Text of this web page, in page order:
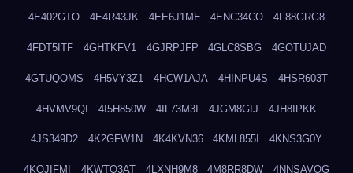
4E402GTO 4E4R43JK 4EE6J1ME 4ENC34CO 4F88GRG8
4FDT5ITF 4GHTKFV1 4GJRPJFP 4GLC8SBG 4GOTUJAD
4GTUQOMS 4H5VY3Z1 4HCW1AJA 4HINPU4S 4HSR603T
4HVMV9QI 4I5H850W 4IL73M3I 4JGM8GIJ 4JH8IPKK
4JS349D2 4K2GFW1N 4K4KVN36 4KML855I 4KNS3G0Y
4KQJIFMI 4KWTO3AT 4LXNH9M8 4M8RR8DW 4NNSAVOG